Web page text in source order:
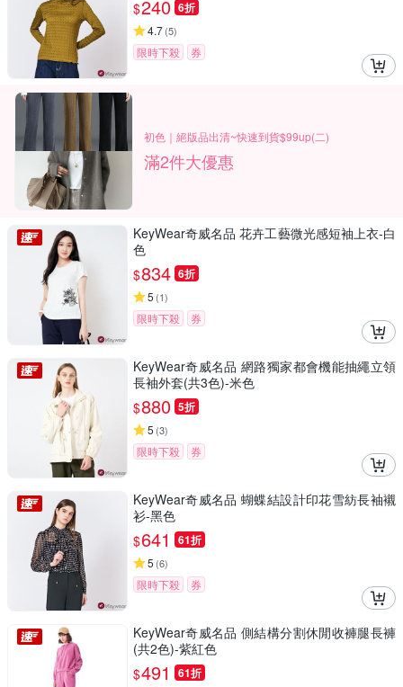
$240 6折
4.7(5)
限時下殺 券
初色｜絕版品出清~快速到貨$99up(二)
滿2件大優惠
KeyWear奇威名品 花卉工藝微光感短袖上衣-白
色
$834 6折
5 (1)
限時下殺 券
KeyWear奇威名品 網路獨家都會機能抽繩立領
長袖外套(共3色)-米色
$880 5折
5 (3)
限時下殺 券
KeyWear奇威名品 蝴蝶結設計印花雪紡長袖襯
衫-黑色
$641 61折
5 (6)
限時下殺 券
KeyWear奇威名品 側結構分割休閒收褲腿長褲
(共2色)-紫紅色
$491 61折